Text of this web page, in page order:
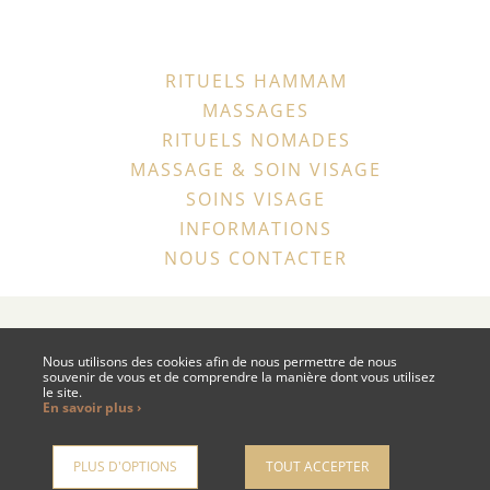
Nous utilisons des cookies afin de nous permettre de nous
souvenir de vous et de comprendre la manière dont vous utilisez
le site.
En savoir plus ›
PLUS D'OPTIONS TOUT ACCEPTER
RITUELS HAMMAM
MASSAGES
RITUELS NOMADES
MASSAGE & SOIN VISAGE
SOINS VISAGE
INFORMATIONS
NOUS CONTACTER
ANNULER MA COMMANDE